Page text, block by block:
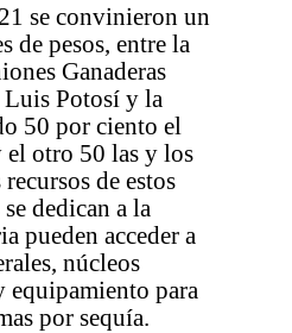
se convinieron un
de pesos, entre la
Ganaderas
Luis Potosí y la
50 por ciento el
otro 50 las y los
de estos
dedican a la
pueden acceder a
núcleos
equipamiento para
por sequía.